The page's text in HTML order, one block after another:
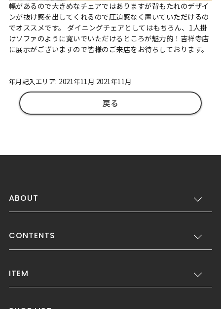
幅があるので大きめなチェアではありますが背もたれのデザイ
ンが抜け感を出してくれるので圧迫感なく置いていただけるの
でオススメです。 ダイニングチェアとしてはもちろん、1人掛
けソファのように寛いでいただけるところが魅力的！吉祥寺店
に展示がございますので皆様のご来店をお待ちしております。
年月記入エリア: 2021年11月 2021年11月
戻る
ABOUT
CONTENTS
ITEM